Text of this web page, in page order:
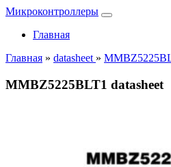
Микроконтроллеры
Главная
Главная » datasheet »
MMBZ5225BLT1 datasheet